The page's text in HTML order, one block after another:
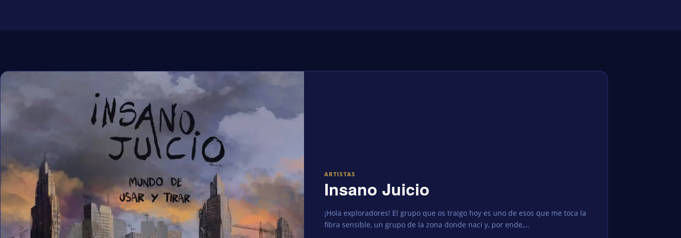
ARTISTAS
Insano Juicio
¡Hola exploradores! El grupo que os traigo hoy es uno de esos que me toca la
fibra sensible, un grupo de la zona donde nací y, por ende,…